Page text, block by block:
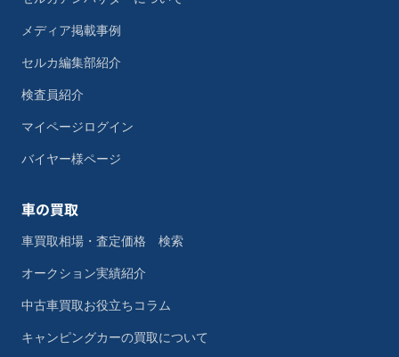
メディア掲載事例
セルカ編集部紹介
検査員紹介
マイページログイン
バイヤー様ページ
車の買取
車買取相場・査定価格 検索
オークション実績紹介
中古車買取お役立ちコラム
キャンピングカーの買取について